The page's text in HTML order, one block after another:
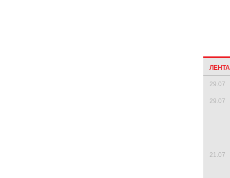
29.07
29.07
21.07